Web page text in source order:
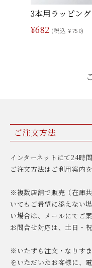
3本用ラッピン
¥682 (税込 ¥750)
ご注文方法
インターネットにて24時
ご注文方法はご利用案内
※複数店舗で販売（在庫
いてもご希望に添えない
い場合は、メールにてご案
お問合せ対応は、土日・
※いたずら注文・なりす
をいただいたお客様に、